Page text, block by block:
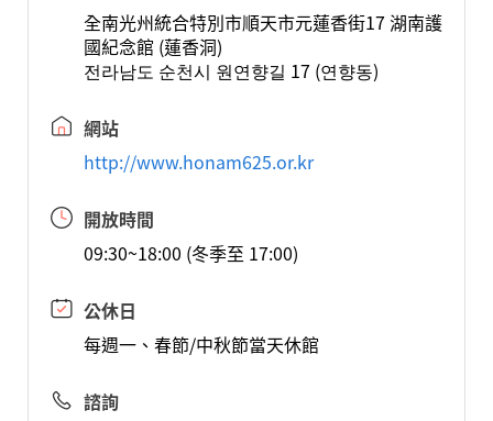
全南光州統合特別市順天市元蓮香街17 湖南護
國紀念館 (蓮香洞)
전라남도 순천시 원연향길 17 (연향동)
網站
http://www.honam625.or.kr
開放時間
09:30~18:00 (冬季至 17:00)
公休日
每週一、春節/中秋節當天休館
諮詢